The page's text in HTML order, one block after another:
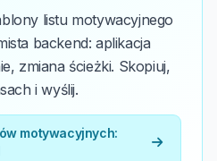
listu motywacyjnego
backend: aplikacja
zmiana ścieżki. Skopiuj,
i wyślij.
motywacyjnych: